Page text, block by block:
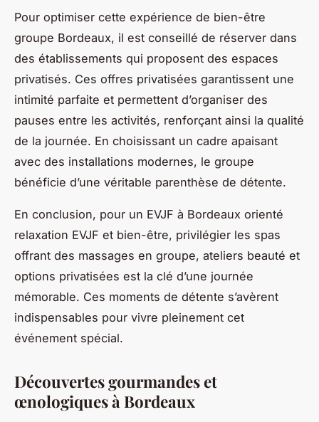
Pour optimiser cette expérience de bien-être
groupe Bordeaux, il est conseillé de réserver dans
des établissements qui proposent des espaces
privatisés. Ces offres privatisées garantissent une
intimité parfaite et permettent d’organiser des
pauses entre les activités, renforçant ainsi la qualité
de la journée. En choisissant un cadre apaisant
avec des installations modernes, le groupe
bénéficie d’une véritable parenthèse de détente.
En conclusion, pour un EVJF à Bordeaux orienté
relaxation EVJF et bien-être, privilégier les spas
offrant des massages en groupe, ateliers beauté et
options privatisées est la clé d’une journée
mémorable. Ces moments de détente s’avèrent
indispensables pour vivre pleinement cet
événement spécial.
Découvertes gourmandes et
œnologiques à Bordeaux